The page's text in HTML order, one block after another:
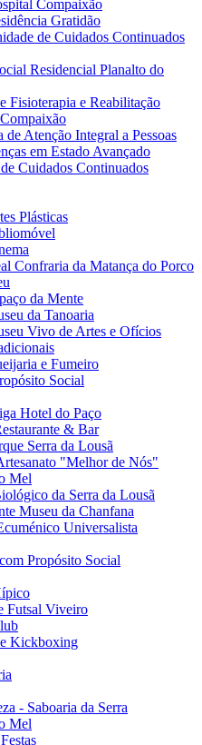
Compaixão
Gratidão
de Cuidados Continuados
Residencial Planalto do
Fisioterapia e Reabilitação
de Atenção Integral a Pessoas
em Estado Avançado
Cuidados Continuados
Plásticas
Confraria da Matança do Porco
da Mente
da Tanoaria
Vivo de Artes e Ofícios
e Fumeiro
Social
Hotel do Paço
& Bar
Serra da Lousã
"Melhor de Nós"
Mel
da Serra da Lousã
Museu da Chanfana
Universalista
Propósito Social
Futsal Viveiro
Kickboxing
- Saboaria da Serra
Mel